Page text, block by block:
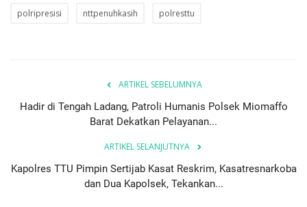
polripresisi nttpenuhkasih polresttu
ARTIKEL SEBELUMNYA
Hadir di Tengah Ladang, Patroli Humanis Polsek Miomaffo
Barat Dekatkan Pelayanan...
ARTIKEL SELANJUTNYA
Kapolres TTU Pimpin Sertijab Kasat Reskrim, Kasatresnarkoba
dan Dua Kapolsek, Tekankan...